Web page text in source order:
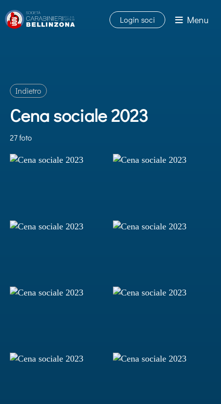
Login soci Menu
Indietro
Cena sociale 2023
27 foto